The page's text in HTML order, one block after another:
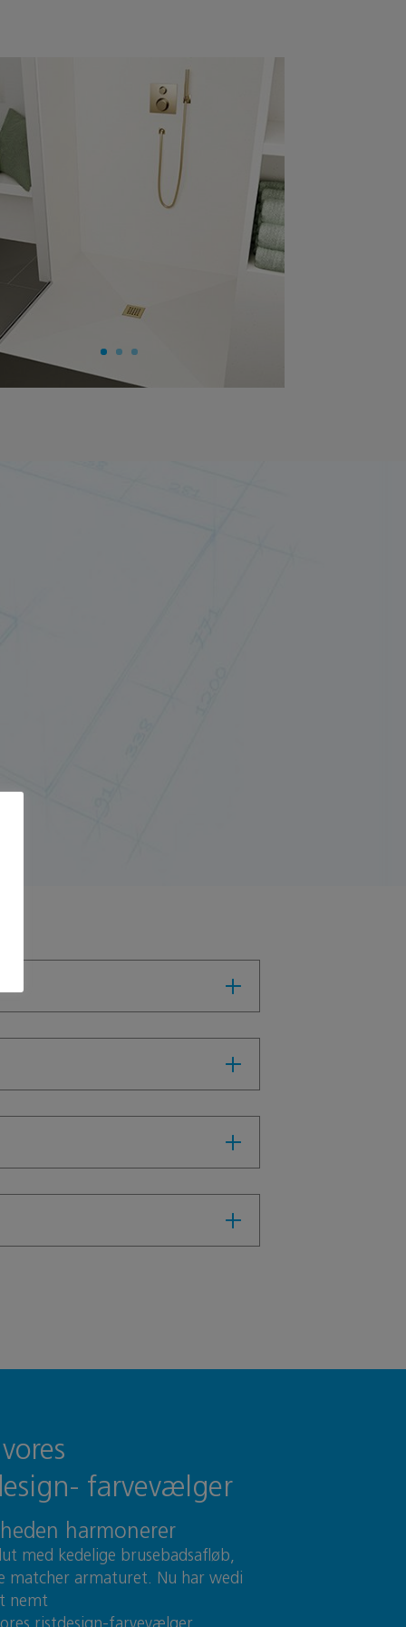
farvevælger
harmonerer
med kedelige brusebadsafløb,
matcher armaturet. Nu har wedi
nemt